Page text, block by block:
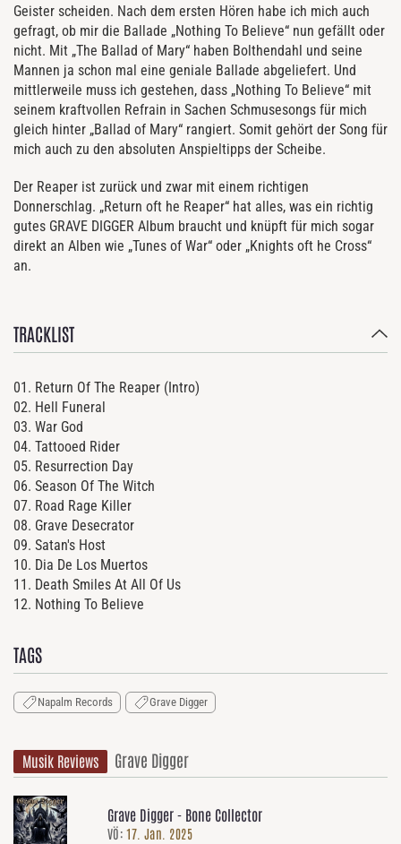
Geister scheiden. Nach dem ersten Hören habe ich mich auch
gefragt, ob mir die Ballade „Nothing To Believe“ nun gefällt oder
nicht. Mit „The Ballad of Mary“ haben Bolthendahl und seine
Mannen ja schon mal eine geniale Ballade abgeliefert. Und
mittlerweile muss ich gestehen, dass „Nothing To Believe“ mit
seinem kraftvollen Refrain in Sachen Schmusesongs für mich
gleich hinter „Ballad of Mary“ rangiert. Somit gehört der Song für
mich auch zu den absoluten Anspieltipps der Scheibe.
Der Reaper ist zurück und zwar mit einem richtigen
Donnerschlag. „Return oft he Reaper“ hat alles, was ein richtig
gutes GRAVE DIGGER Album braucht und knüpft für mich sogar
direkt an Alben wie „Tunes of War“ oder „Knights oft he Cross“
an.
TRACKLIST
01. Return Of The Reaper (Intro)
02. Hell Funeral
03. War God
04. Tattooed Rider
05. Resurrection Day
06. Season Of The Witch
07. Road Rage Killer
08. Grave Desecrator
09. Satan's Host
10. Dia De Los Muertos
11. Death Smiles At All Of Us
12. Nothing To Believe
TAGS
Napalm Records Grave Digger
Musik Reviews Grave Digger
Grave Digger - Bone Collector
VÖ: 17. Jan. 2025